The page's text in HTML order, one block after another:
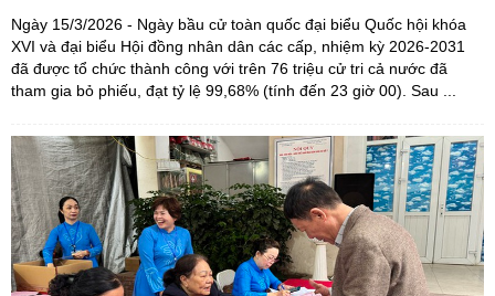
Ngày 15/3/2026 - Ngày bầu cử toàn quốc đại biểu Quốc hội khóa
XVI và đại biểu Hội đồng nhân dân các cấp, nhiệm kỳ 2026-2031
đã được tổ chức thành công với trên 76 triệu cử tri cả nước đã
tham gia bỏ phiếu, đạt tỷ lệ 99,68% (tính đến 23 giờ 00). Sau ...